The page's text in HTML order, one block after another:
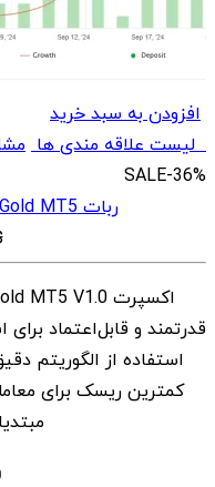
افزودن به سبد خرید
لیست علاقه مندی ها
SALE-36%
ربات Javier Trading Scalper Gold MT5
استفاده از الگوریتم
کمترین ریسک برای